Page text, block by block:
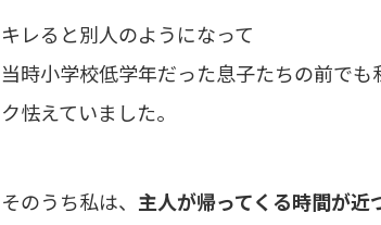
キレると別人のようになって
当時小学校低学年だった息子たちの前で
ク怯えていました。
そのうち私は、 主人が帰ってくる時間が近